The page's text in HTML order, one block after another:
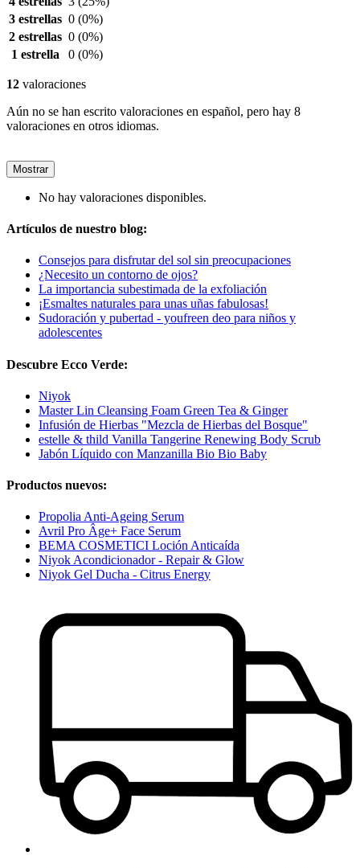
3 estrellas 0 (0%)
2 estrellas 0 (0%)
1 estrella
0 (0%)
12 valoraciones
Aún no se han escrito valoraciones en español, pero hay 8
valoraciones en otros idiomas.
Mostrar
No hay valoraciones disponibles.
Artículos de nuestro blog:
Consejos para disfrutar del sol sin preocupaciones
¿Necesito un contorno de ojos?
La importancia subestimada de la exfoliación
¡Esmaltes naturales para unas uñas fabulosas!
Sudoración y pubertad - youfreen deo para niños y
adolescentes
Descubre Ecco Verde:
Niyok
Master Lin Cleansing Foam Green Tea & Ginger
Infusión de Hierbas "Mezcla de Hierbas del Bosque"
estelle & thild Vanilla Tangerine Renewing Body Scrub
Jabón Líquido con Manzanilla Bio Bio Baby
Productos nuevos:
Propolia Anti-Ageing Serum
Avril Pro Âge+ Face Serum
BEMA COSMETICI Loción Anticaída
Niyok Acondicionador - Repair & Glow
Niyok Gel Ducha - Citrus Energy